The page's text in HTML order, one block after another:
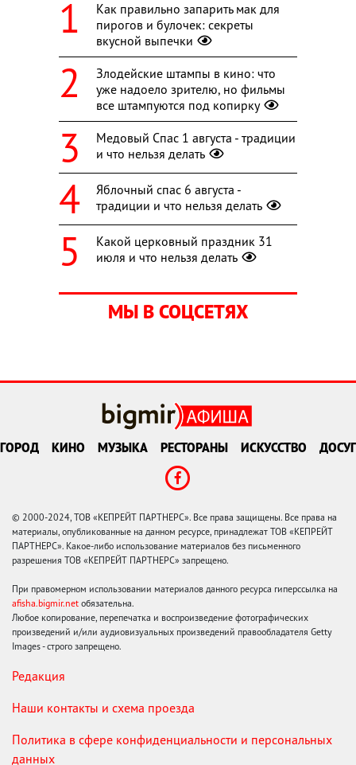
Как правильно запарить мак для
пирогов и булочек: секреты
вкусной выпечки
Злодейские штампы в кино: что
уже надоело зрителю, но фильмы
все штампуются под копирку
Медовый Спас 1 августа - традиции
и что нельзя делать
Яблочный спас 6 августа -
традиции и что нельзя делать
Какой церковный праздник 31
июля и что нельзя делать
МЫ В СОЦСЕТЯХ
ГОРОД КИНО МУЗЫКА РЕСТОРАНЫ ИСКУССТВО ДОСУГ
© 2000-2024, ТОВ «КЕПРЕЙТ ПАРТНЕРС». Все права защищены. Все права на
материалы, опубликованные на данном ресурсе, принадлежат ТОВ «КЕПРЕЙТ
ПАРТНЕРС». Какое-либо использование материалов без письменного
разрешения ТОВ «КЕПРЕЙТ ПАРТНЕРС» запрещено.
При правомерном использовании материалов данного ресурса гиперссылка на
afisha.bigmir.net обязательна.
Любое копирование, перепечатка и воспроизведение фотографических
произведений и/или аудиовизуальных произведений правообладателя Getty
Images - строго запрещено.
Редакция
Наши контакты и схема проезда
Политика в сфере конфиденциальности и персональных
данных